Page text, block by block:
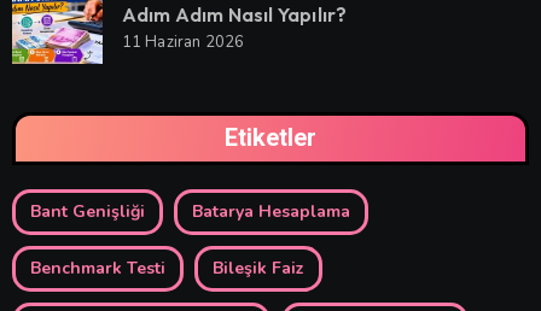
Adım Adım Nasıl Yapılır?
11 Haziran 2026
Etiketler
Bant Genişliği Batarya Hesaplama
Benchmark Testi Bileşik Faiz